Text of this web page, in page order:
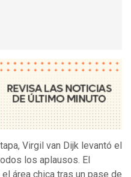
Virgil van Dijk levantó el
los aplausos. El
área chica tras un pase de